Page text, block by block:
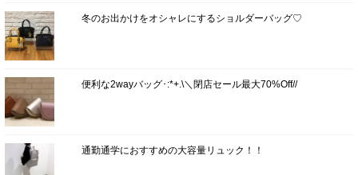
冬のお出かけをオシャレにするショルダーバッグ♡
便利な2wayバッグ･:*+.\＼閉店セール最大70%Off//
通勤通学におすすめの大容量リュック！！